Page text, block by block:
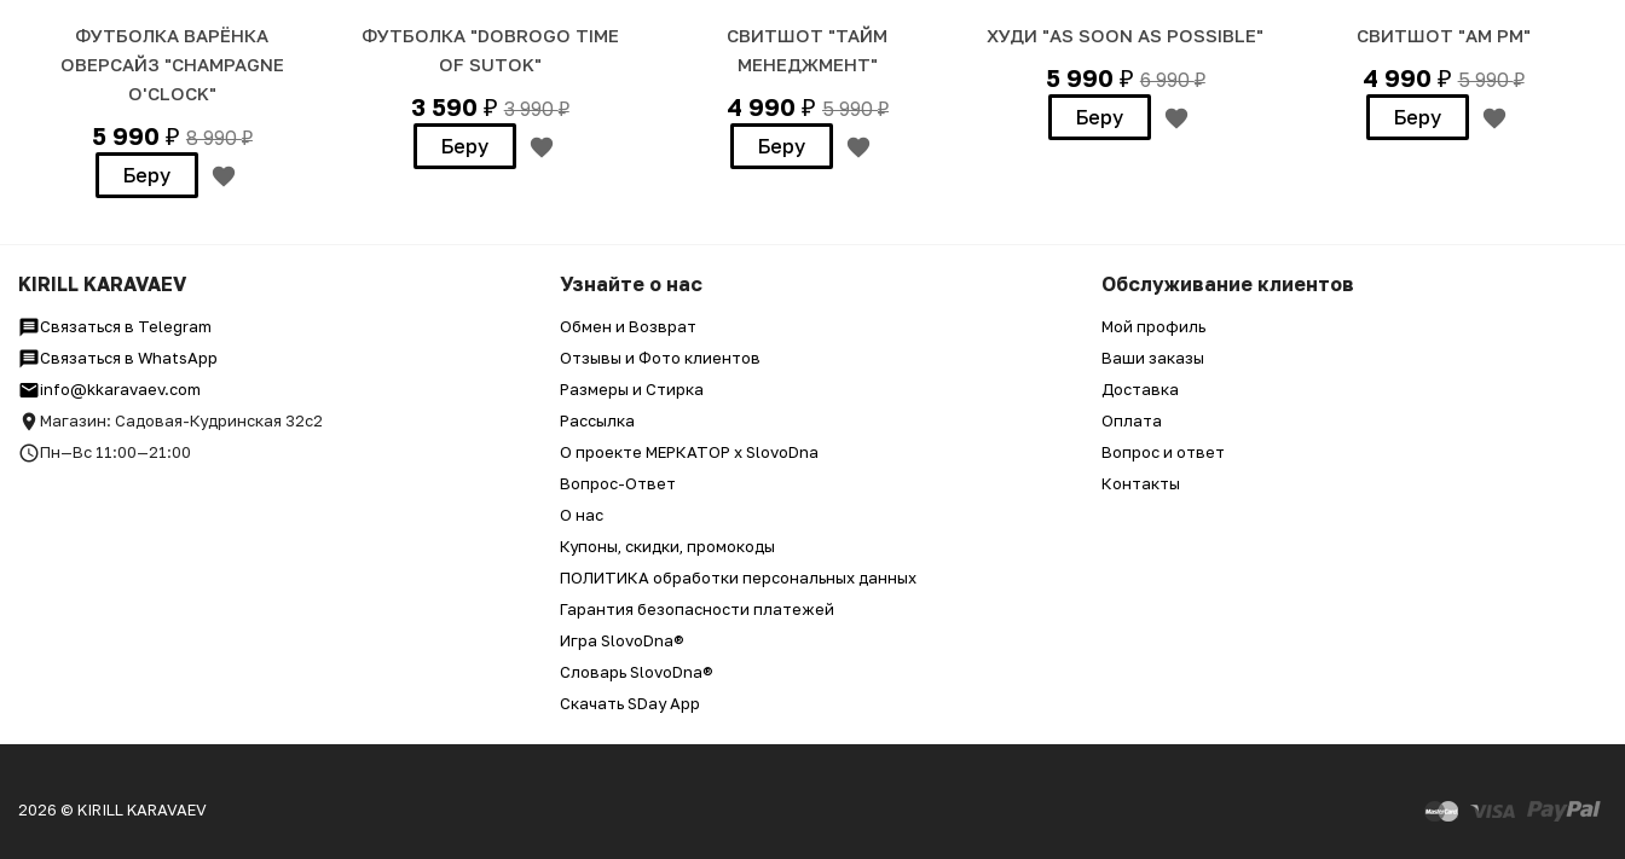
ФУТБОЛКА ВАРЁНКА
ОВЕРСАЙЗ "CHAMPAGNE
O'CLOCK"
5 990 ₽ 8 990₽
Беру
ФУТБОЛКА "DOBROGO TIME
OF SUTOK"
3 590 ₽ 3 990₽
Беру
СВИТШОТ "ТАЙМ
МЕНЕДЖМЕНТ"
4 990 ₽ 5 990₽
Беру
ХУДИ "AS SOON AS POSSIBLE"
5 990 ₽ 6 990₽
Беру
СВИТШОТ "AM PM"
4 990 ₽ 5 990₽
Беру
KIRILL KARAVAEV
Связаться в Telegram
Связаться в WhatsApp
info@kkaravaev.com
Магазин: Садовая-Кудринская 32с2
Пн—Вс 11:00—21:00
Узнайте о нас
Обмен и Возврат
Отзывы и Фото клиентов
Размеры и Стирка
Рассылка
О проекте МЕРКАТОР x SlovoDna
Вопрос-Ответ
О нас
Купоны, скидки, промокоды
ПОЛИТИКА обработки персональных данных
Гарантия безопасности платежей
Игра SlovoDna®
Словарь SlovoDna®
Скачать SDay App
Обслуживание клиентов
Мой профиль
Ваши заказы
Доставка
Оплата
Вопрос и ответ
Контакты
2026 © KIRILL KARAVAEV